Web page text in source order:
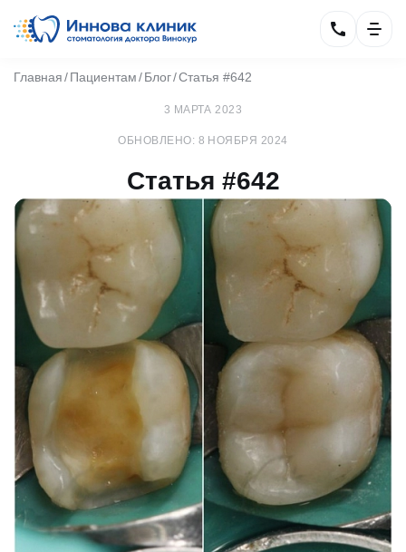
Главная Пациентам Блог Статья #642
3 МАРТА 2023
ОБНОВЛЕНО: 8 НОЯБРЯ 2024
Статья #642